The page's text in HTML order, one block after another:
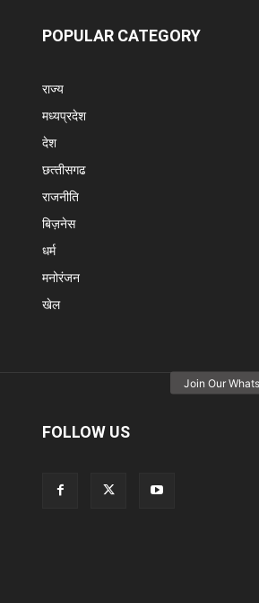
POPULAR CATEGORY
राज्‍य
मध्यप्रदेश
देश
छत्‍तीसगढ
राजनीति
बिज़नेस
धर्म
मनोरंजन
खेल
FOLLOW US